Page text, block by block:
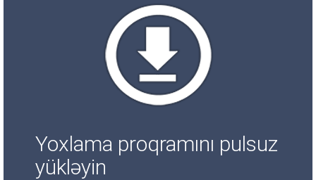
Yoxlama proqramını pulsuz
yükləyin